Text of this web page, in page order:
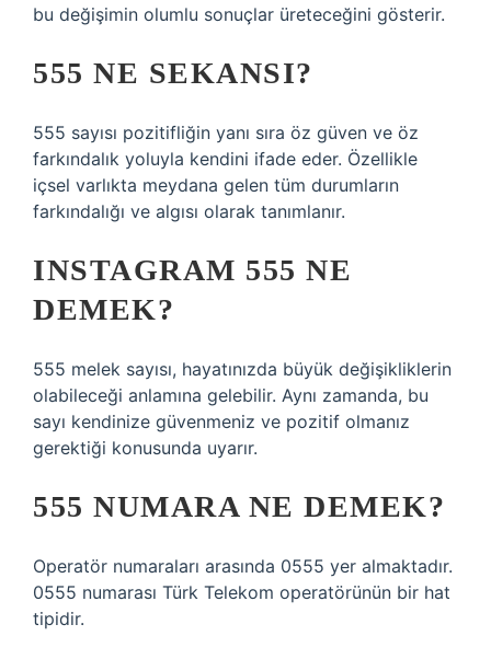
bu değişimin olumlu sonuçlar üreteceğini gösterir.
555 NE SEKANSI?
555 sayısı pozitifliğin yanı sıra öz güven ve öz
farkındalık yoluyla kendini ifade eder. Özellikle
içsel varlıkta meydana gelen tüm durumların
farkındalığı ve algısı olarak tanımlanır.
INSTAGRAM 555 NE
DEMEK?
555 melek sayısı, hayatınızda büyük değişikliklerin
olabileceği anlamına gelebilir. Aynı zamanda, bu
sayı kendinize güvenmeniz ve pozitif olmanız
gerektiği konusunda uyarır.
555 NUMARA NE DEMEK?
Operatör numaraları arasında 0555 yer almaktadır.
0555 numarası Türk Telekom operatörünün bir hat
tipidir.